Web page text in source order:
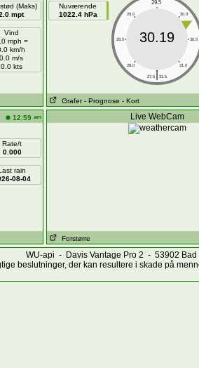
(Maks)
mpt
Vind
mph =
km/h
0.0 m/s
0.0 kts
Nuværende
1022.4 hPa
29.5
29.0 30.0
28.5 30.5
28.0 31.0
|
27.5 31.5
30.19
Grafer - Prognose - Kort
12:59 am
Rate/t
0.000
rain
08-04
Live WebCam
Forstørre
WU-api - Davis Vantage Pro 2 - 53902 Bad
beslutninger, der kan resultere i skade på